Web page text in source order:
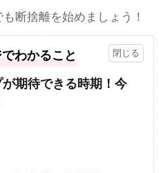
断捨離を始めましょう！
わかること
期待できる時期！今